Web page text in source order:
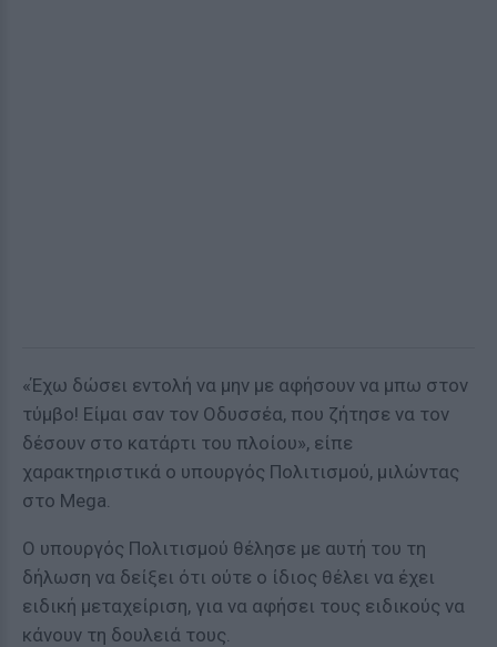
«Έχω δώσει εντολή να μην με αφήσουν να μπω στον
τύμβο! Είμαι σαν τον Οδυσσέα, που ζήτησε να τον
δέσουν στο κατάρτι του πλοίου», είπε
χαρακτηριστικά ο υπουργός Πολιτισμού, μιλώντας
στο Mega.
Ο υπουργός Πολιτισμού θέλησε με αυτή του τη
δήλωση να δείξει ότι ούτε ο ίδιος θέλει να έχει
ειδική μεταχείριση, για να αφήσει τους ειδικούς να
κάνουν τη δουλειά τους.